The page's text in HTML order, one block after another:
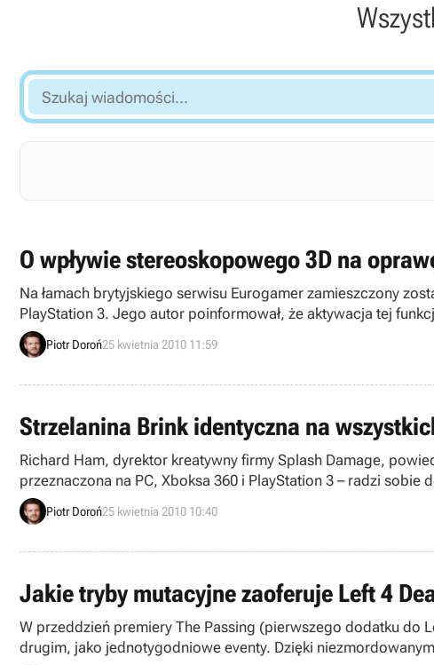
Szukaj
wiadomości...
O wpływie stereoskopowego 3D na
Na łamach brytyjskiego serwisu Eurogamer zamieszczony
PlayStation 3. Jego autor poinformował, że aktywacja tej
Piotr Doroń25 kwietnia 2010 11:59
Strzelanina Brink identyczna na
Richard Ham, dyrektor kreatywny firmy Splash Damage,
przeznaczona na PC, Xboksa 360 i PlayStation 3 – radzi
Piotr Doroń25 kwietnia 2010 10:40
Jakie tryby mutacyjne zaoferuje Left 4
W przeddzień premiery The Passing (pierwszego dodatku
drugim, jako jednotygodniowe eventy. Dzięki